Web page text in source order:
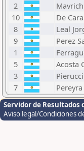
2
10
De
8
Leal
9
Perez
1
5
Acosta
3
7
Servidor de Resultados
Aviso legal/Condiciones